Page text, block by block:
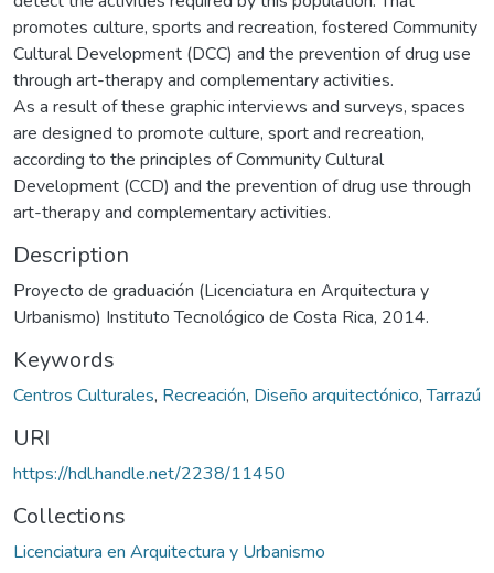
promotes culture, sports and recreation, fostered Community
Cultural Development (DCC) and the prevention of drug use
through art-therapy and complementary activities.
As a result of these graphic interviews and surveys, spaces
are designed to promote culture, sport and recreation,
according to the principles of Community Cultural
Development (CCD) and the prevention of drug use through
art-therapy and complementary activities.
Description
Proyecto de graduación (Licenciatura en Arquitectura y
Urbanismo) Instituto Tecnológico de Costa Rica, 2014.
Keywords
Centros Culturales, Recreación, Diseño arquitectónico,Tarrazú
URI
https://hdl.handle.net/2238/11450
Collections
Licenciatura en Arquitectura y Urbanismo